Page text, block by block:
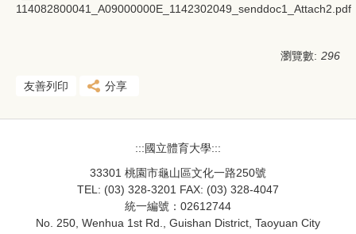
114082800041_A09000000E_1142302049_senddoc1_Attach2.pdf
瀏覽數: 296
友善列印 分享
:::國立體育大學:::
33301 桃園市龜山區文化一路250號
TEL: (03) 328-3201 FAX: (03) 328-4047
統一編號：02612744
No. 250, Wenhua 1st Rd., Guishan District, Taoyuan City